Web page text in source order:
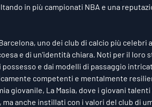
in più campionati NBA e una
uno dei club di calcio più
e di un'identità chiara. Noti per il loro
e dai modelli di passaggio
competenti e mentalmente
giovanile, La Masia, dove i giovani
anche instillati con i valori del club di